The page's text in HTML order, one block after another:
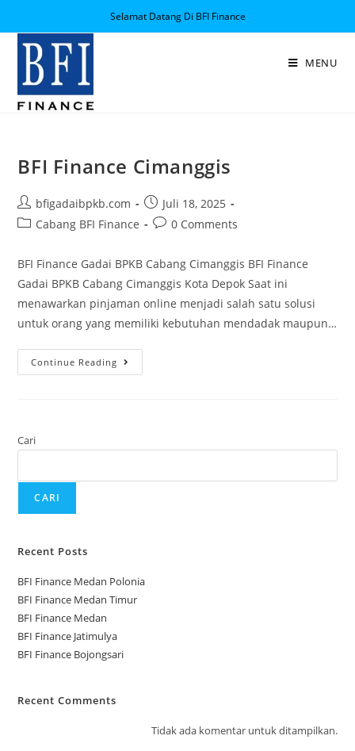
Selamat Datang Di BFI Finance
MENU
BFI Finance Cimanggis
bfigadaibpkb.com
Juli 18, 2025
Cabang BFI Finance
0 Comments
BFI Finance Gadai BPKB Cabang Cimanggis BFI Finance
Gadai BPKB Cabang Cimanggis Kota Depok Saat ini
menawarkan pinjaman online menjadi salah satu solusi
untuk orang yang memiliki kebutuhan mendadak maupun…
Continue Reading
Cari
CARI
Recent Posts
BFI Finance Medan Polonia
BFI Finance Medan Timur
BFI Finance Medan
BFI Finance Jatimulya
BFI Finance Bojongsari
Recent Comments
Tidak ada komentar untuk ditampilkan.